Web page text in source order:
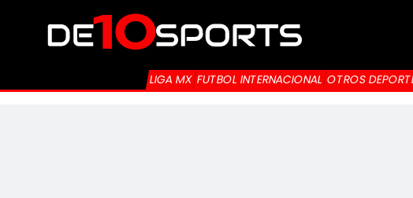
LIGA MX FUTBOL INTERNACIONAL OTROS